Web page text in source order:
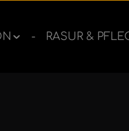
RASUR &